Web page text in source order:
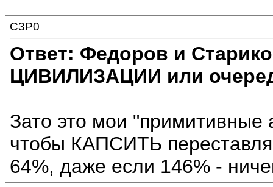
C3P0
Ответ: Федоров и
ЦИВИЛИЗАЦИИ или
Зато это мои "примитивные
чтобы КАПСИТЬ
64%, даже если 146% -